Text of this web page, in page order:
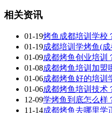
相关资讯
01-19烤鱼成都培训学校
01-19成都培训学烤鱼(
01-09成都烤鱼创业培训
01-08成都烤鱼培训加盟
01-06成都烤鱼好的培训
01-06成都烤鱼培训技术
12-09学烤鱼到底怎么样
11-14成都烤鱼去哪里学